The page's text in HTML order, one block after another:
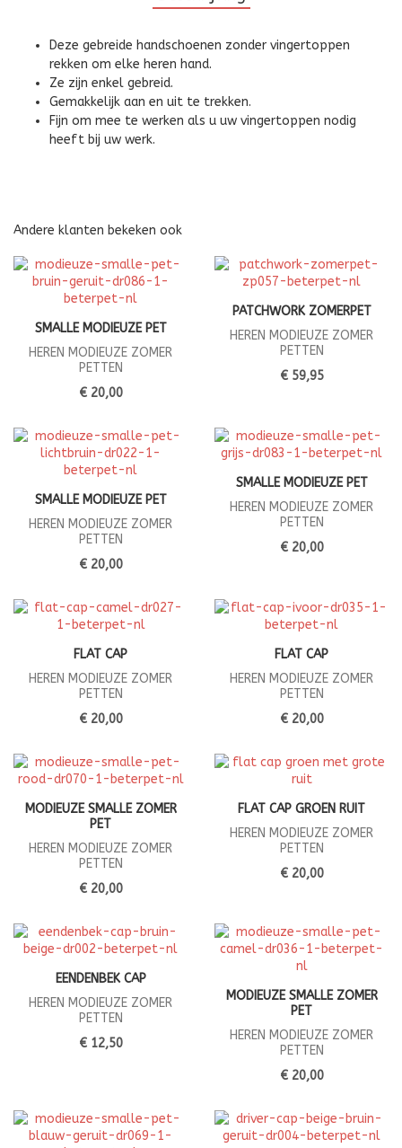
Deze gebreide handschoenen zonder vingertoppen
rekken om elke heren hand.
Ze zijn enkel gebreid.
Gemakkelijk aan en uit te trekken.
Fijn om mee te werken als u uw vingertoppen nodig
heeft bij uw werk.
Andere klanten bekeken ook
SMALLE MODIEUZE PET
HEREN MODIEUZE ZOMER
PETTEN
€ 20,00
PATCHWORK ZOMERPET
HEREN MODIEUZE ZOMER
PETTEN
€ 59,95
SMALLE MODIEUZE PET
HEREN MODIEUZE ZOMER
PETTEN
€ 20,00
SMALLE MODIEUZE PET
HEREN MODIEUZE ZOMER
PETTEN
€ 20,00
FLAT CAP
HEREN MODIEUZE ZOMER
PETTEN
€ 20,00
FLAT CAP
HEREN MODIEUZE ZOMER
PETTEN
€ 20,00
MODIEUZE SMALLE ZOMER
PET
HEREN MODIEUZE ZOMER
PETTEN
€ 20,00
FLAT CAP GROEN RUIT
HEREN MODIEUZE ZOMER
PETTEN
€ 20,00
EENDENBEK CAP
HEREN MODIEUZE ZOMER
PETTEN
€ 12,50
MODIEUZE SMALLE ZOMER
PET
HEREN MODIEUZE ZOMER
PETTEN
€ 20,00